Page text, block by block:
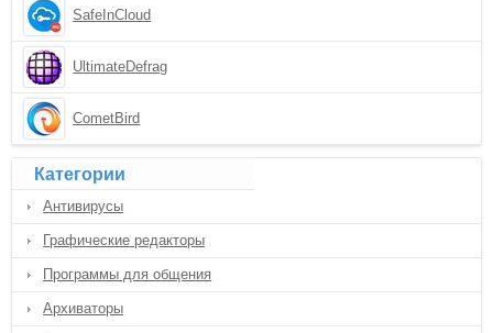
SafeInCloud
UltimateDefrag
CometBird
Категории
Антивирусы
Графические редакторы
Программы для общения
Архиваторы